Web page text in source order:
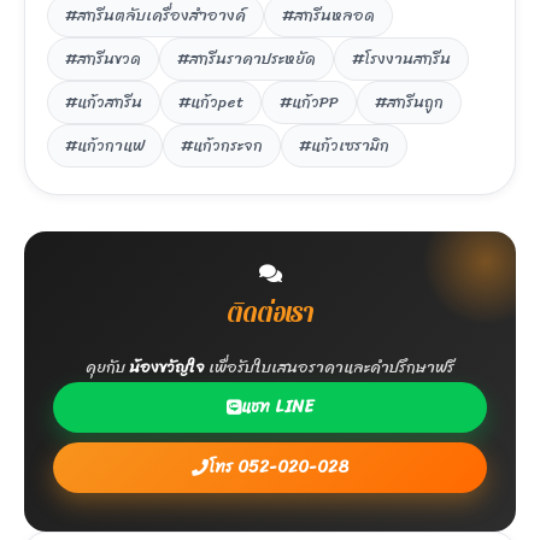
#สกรีนตลับเครื่องสำอางค์
#สกรีนหลอด
#สกรีนขวด
#สกรีนราคาประหยัด
#โรงงานสกรีน
#แก้วสกรีน
#แก้วpet #แก้วPP
#สกรีนถูก
#แก้วกาแฟ
#แก้วกระจก #แก้วเซรามิก
ติดต่อเรา
คุยกับน้องขวัญใจเพื่อรับใบเสนอราคาและคำปรึกษาฟรี
แชท LINE
โทร 052-020-028